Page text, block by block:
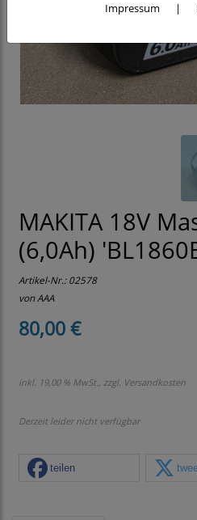
MAKITA 18V
(6,0Ah)
Artikel-Nr.:02578
von AAA
80,00 €
inkl. 19,00 % MwSt., zzgl. Versandkosten
Derzeit leider nicht verfügbar
teilen
Impressum |